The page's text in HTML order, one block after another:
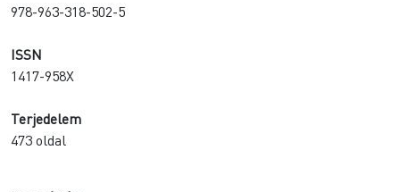
978-963-318-502-5
ISSN
1417-958X
Terjedelem
473 oldal